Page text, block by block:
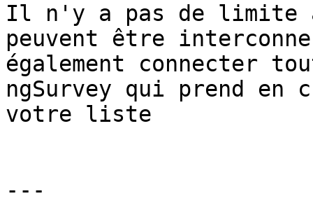
Il n'y a pas de limite
peuvent être
également connecter
ngSurvey qui prend en
votre liste
---